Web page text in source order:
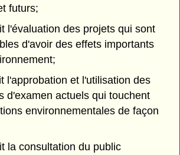
futurs;
l'évaluation des projets qui sont
d'avoir des effets importants
l'approbation et l'utilisation des
d'examen actuels qui touchent
environnementales de façon
la consultation du public